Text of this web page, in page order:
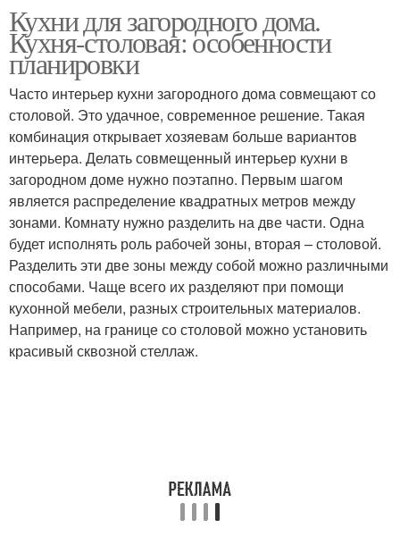
Кухни для загородного дома.
Кухня-столовая: особенности
планировки
Часто интерьер кухни загородного дома совмещают со
столовой. Это удачное, современное решение. Такая
комбинация открывает хозяевам больше вариантов
интерьера. Делать совмещенный интерьер кухни в
загородном доме нужно поэтапно. Первым шагом
является распределение квадратных метров между
зонами. Комнату нужно разделить на две части. Одна
будет исполнять роль рабочей зоны, вторая – столовой.
Разделить эти две зоны между собой можно различными
способами. Чаще всего их разделяют при помощи
кухонной мебели, разных строительных материалов.
Например, на границе со столовой можно установить
красивый сквозной стеллаж.